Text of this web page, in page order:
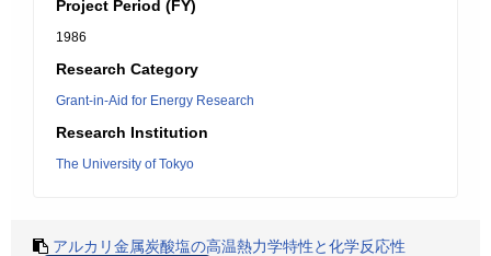
Project Period (FY)
1986
Research Category
Grant-in-Aid for Energy Research
Research Institution
The University of Tokyo
アルカリ金属炭酸塩の高温熱力学特性と化学反応性